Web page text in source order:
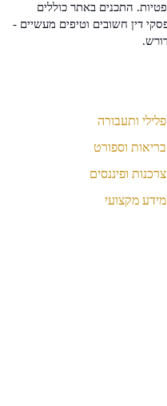
התכנים באתר כוללים
דין חשובים וטיפים מעשיים -
פלילי ותעבורה
בריאות וספורט
צרכנות ופיננסים
מידע מקצועי